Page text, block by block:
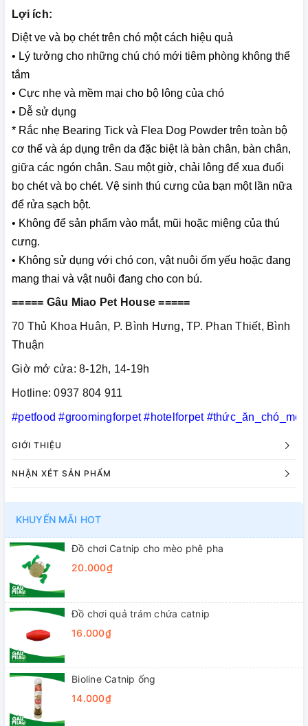
Lợi ích:
Diệt ve và bọ chét trên chó một cách hiệu quả
• Lý tưởng cho những chú chó mới tiêm phòng không thể
tắm
• Cực nhẹ và mềm mại cho bộ lông của chó
• Dễ sử dụng
* Rắc nhẹ Bearing Tick và Flea Dog Powder trên toàn bộ
cơ thể và áp dụng trên da đặc biệt là bàn chân, bàn chân,
giữa các ngón chân. Sau một giờ, chải lông để xua đuổi
bọ chét và bọ chét. Vệ sinh thú cưng của bạn một lần nữa
để rửa sạch bột.
• Không để sản phẩm vào mắt, mũi hoặc miệng của thú
cưng.
• Không sử dụng với chó con, vật nuôi ốm yếu hoặc đang
mang thai và vật nuôi đang cho con bú.
===== Gâu Miao Pet House =====
70 Thủ Khoa Huân, P. Bình Hưng, TP. Phan Thiết, Bình
Thuận
Giờ mở cửa: 8-12h, 14-19h
Hotline: 0937 804 911
#petfood #groomingforpet #hotelforpet #thức_ăn_chó_mèo
GIỚI THIỆU
NHẬN XÉT SẢN PHẨM
KHUYẾN MÃI HOT
Đồ chơi Catnip cho mèo phê pha
20.000₫
Đồ chơi quả trám chứa catnip
16.000₫
Bioline Catnip ống
14.000₫